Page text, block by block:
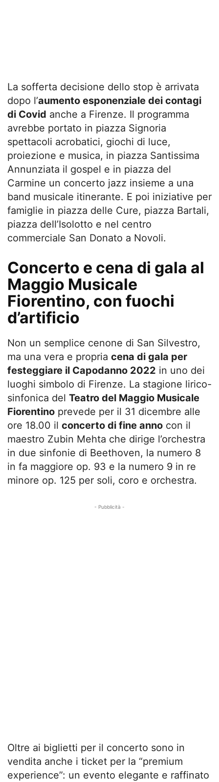
La sofferta decisione dello stop è arrivata
dopo l’aumento esponenziale dei contagi
di Covid anche a Firenze. Il programma
avrebbe portato in piazza Signoria
spettacoli acrobatici, giochi di luce,
proiezione e musica, in piazza Santissima
Annunziata il gospel e in piazza del
Carmine un concerto jazz insieme a una
band musicale itinerante. E poi iniziative per
famiglie in piazza delle Cure, piazza Bartali,
piazza dell’Isolotto e nel centro
commerciale San Donato a Novoli.
Concerto e cena di gala al
Maggio Musicale
Fiorentino, con fuochi
d’artificio
Non un semplice cenone di San Silvestro,
ma una vera e propria cena di gala per
festeggiare il Capodanno 2022 in uno dei
luoghi simbolo di Firenze. La stagione lirico-
sinfonica del Teatro del Maggio Musicale
Fiorentino prevede per il 31 dicembre alle
ore 18.00 il concerto di fine anno con il
maestro Zubin Mehta che dirige l’orchestra
in due sinfonie di Beethoven, la numero 8
in fa maggiore op. 93 e la numero 9 in re
minore op. 125 per soli, coro e orchestra.
- Pubblicità -
Oltre ai biglietti per il concerto sono in
vendita anche i ticket per la “premium
experience”: un evento elegante e raffinato